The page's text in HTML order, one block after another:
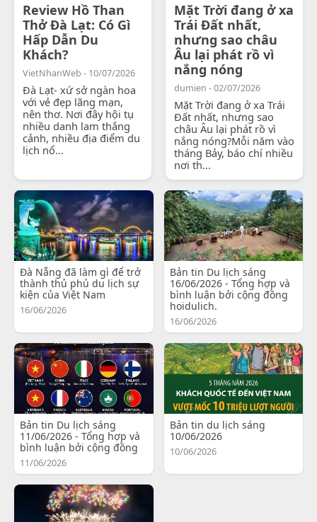
Review Hồ Than
Thở Đà Lạt: Có Gì
Hấp Dẫn Du
Khách?
VietNhanWeb - 10/07/2026
Đà Lạt- xứ sở ngàn hoa
với vẻ đẹp lãng mạn,
nên thơ. Nơi đây hội tụ
nhiều danh lam thắng
cảnh, nhiều địa điểm du
lịch nổ...
Mặt Trời đang ở xa
Trái Đất nhất,
nhưng sao châu
Âu lại phát rồ vì
nắng nóng
dumien - 02/07/2026
Mặt Trời đang ở xa Trái
Đất nhất, nhưng sao
châu Âu lại phát rồ vì
nắng nóng?Mỗi năm vào
tháng Bảy, báo chí nhiều
nơi th...
Đà Nẵng đã làm gì để trở
thành thủ phủ du lịch sự
kiện của Việt Nam
16/06/2026
Bản tin Du lịch sáng
16/06/2026 - Tổng hợp và
bình luận bởi cộng đồng
hoidulich.
16/06/2026
Bản tin Du lịch sáng
11/06/2026 - Tổng hợp và
bình luận bởi cộng đồng
11/06/2026
Bản tin du lịch sáng
10/06/2026
10/06/2026